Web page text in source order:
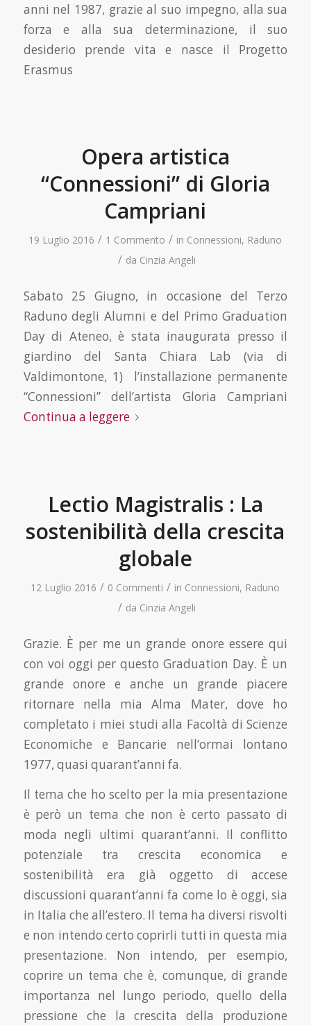
anni nel 1987, grazie al suo impegno, alla sua
forza e alla sua determinazione, il suo
desiderio prende vita e nasce il Progetto
Erasmus
Opera artistica
“Connessioni” di Gloria
Campriani
19 Luglio 2016 / 1 Commento / in Connessioni, Raduno
/ da Cinzia Angeli
Sabato 25 Giugno, in occasione del Terzo
Raduno degli Alumni e del Primo Graduation
Day di Ateneo, è stata inaugurata presso il
giardino del Santa Chiara Lab (via di
Valdimontone, 1) l’installazione permanente
“Connessioni” dell’artista Gloria Campriani
Continua a leggere
Lectio Magistralis : La
sostenibilità della crescita
globale
12 Luglio 2016 / 0 Commenti / in Connessioni, Raduno
/ da Cinzia Angeli
Grazie. È per me un grande onore essere qui
con voi oggi per questo Graduation Day. È un
gran­de onore e anche un grande piacere
ritornare nella mia Alma Mater, dove ho
completato i miei studi alla Facoltà di Scienze
Economiche e Bancarie nell’ormai lontano
1977, quasi quarant’anni fa.
Il tema che ho scelto per la mia presentazione
è però un tema che non è certo passato di
moda negli ultimi quarant’anni. Il conflitto
potenziale tra crescita economica e
sostenibilità era già oggetto di accese
discussioni quarant’anni fa come lo è oggi, sia
in Italia che all’estero. Il tema ha diversi risvolti
e non intendo certo coprirli tutti in questa mia
presentazione. Non intendo, per esempio,
coprire un tema che è, comunque, di grande
importanza nel lungo periodo, quello della
pressione che la crescita della produzione